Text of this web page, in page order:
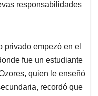
responsabilidades
privado empezó en el
fue un estudiante
quien le enseñó
recordó que